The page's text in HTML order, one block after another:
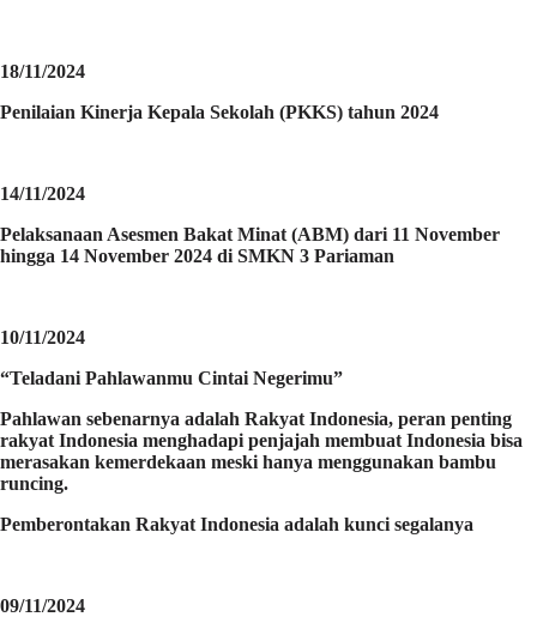
18/11/2024
Penilaian Kinerja Kepala Sekolah (PKKS) tahun 2024
14/11/2024
Pelaksanaan Asesmen Bakat Minat (ABM) dari 11 November
hingga 14 November 2024 di SMKN 3 Pariaman
10/11/2024
“Teladani Pahlawanmu Cintai Negerimu”
Pahlawan sebenarnya adalah Rakyat Indonesia, peran penting
rakyat Indonesia menghadapi penjajah membuat Indonesia bisa
merasakan kemerdekaan meski hanya menggunakan bambu
runcing.
Pemberontakan Rakyat Indonesia adalah kunci segalanya
09/11/2024